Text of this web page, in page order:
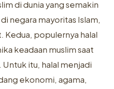
di dunia yang semakin
negara mayoritas Islam,
Kedua, populernya halal
keadaan muslim saat
itu, halal menjadi
ekonomi, agama,